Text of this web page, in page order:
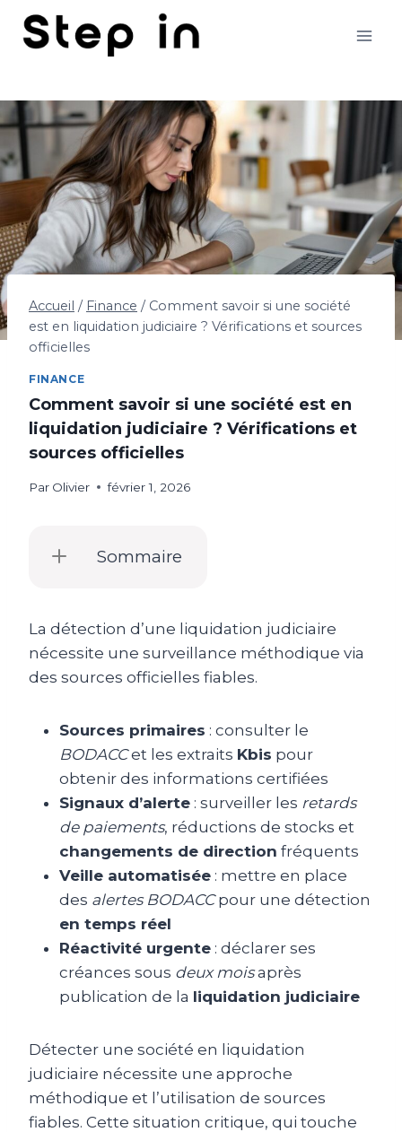
Aller
Accueil / Finance / Comment savoir si une société
est en liquidation judiciaire ? Vérifications et sources
officielles
FINANCE
Comment savoir si une société est en
liquidation judiciaire ? Vérifications et
sources officielles
Par Olivier février 1, 2026
Sommaire
La détection d’une liquidation judiciaire
nécessite une surveillance méthodique via
des sources officielles fiables.
Sources primaires : consulter le
BODACCet les extraits Kbis pour
obtenir des informations certifiées
Signaux d’alerte : surveiller les retards
de paiements, réductions de stocks et
changements de direction fréquents
Veille automatisée : mettre en place
des alertes BODACCpour une détection
en temps réel
Réactivité urgente : déclarer ses
créances sous deux moisaprès
publication de la liquidation judiciaire
Détecter une société en liquidation
judiciaire nécessite une approche
méthodique et l’utilisation de sources
fiables. Cette situation critique, qui touche